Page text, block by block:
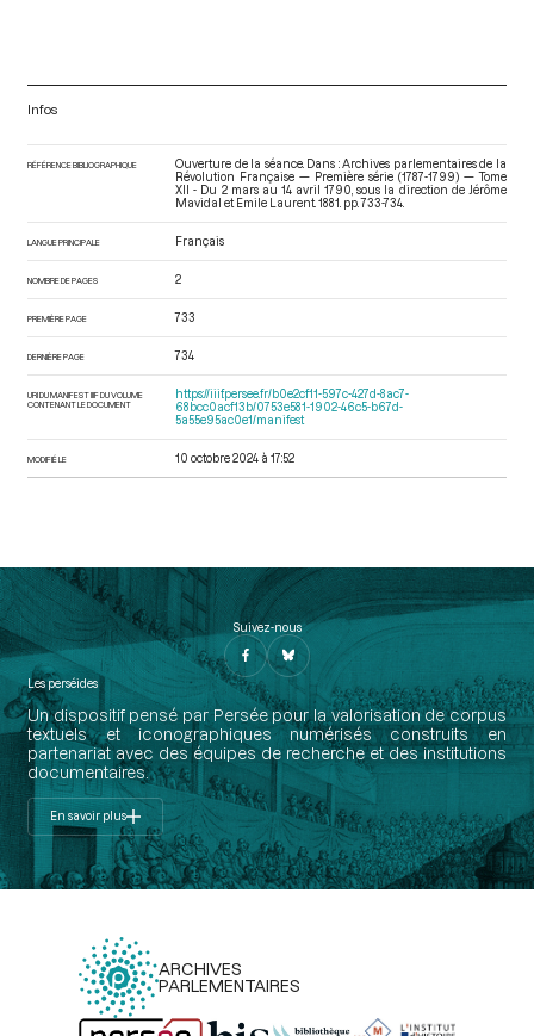
Infos
RÉFÉRENCE BIBLIOGRAPHIQUE
Ouverture de la séance. Dans : Archives parlementaires de la
Révolution Française — Première série (1787-1799) — Tome
XII - Du 2 mars au 14 avril 1790 , sous la direction de Jérôme
Mavidal et Emile Laurent. 1881. pp. 733-734.
LANGUE PRINCIPALE Français
NOMBRE DE PAGES 2
PREMIÈRE PAGE 733
DERNIÈRE PAGE 734
URI DU MANIFEST IIIF DU VOLUME
CONTENANT LE DOCUMENT
https://iiif.persee.fr/b0e2cf11-597c-427d-8ac7-
68bcc0acf13b/0753e581-1902-46c5-b67d-
5a55e95ac0e1/manifest
MODIFIÉ LE 10 octobre 2024 à 17:52
Suivez-nous
Les perséides
Un dispositif pensé par Persée pour la valorisation de corpus
textuels et iconographiques numérisés construits en
partenariat avec des équipes de recherche et des institutions
documentaires.
En savoir plus
ARCHIVES
PARLEMENTAIRES